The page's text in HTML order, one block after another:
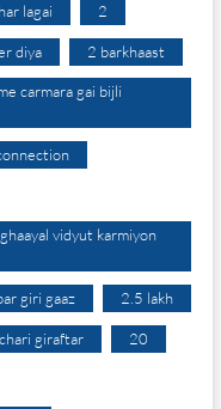
lagai 2
diya 2 barkhaast
carmara gai bijli
vidyut karmiyon
giri gaaz 2.5 lakh
giraftar 20